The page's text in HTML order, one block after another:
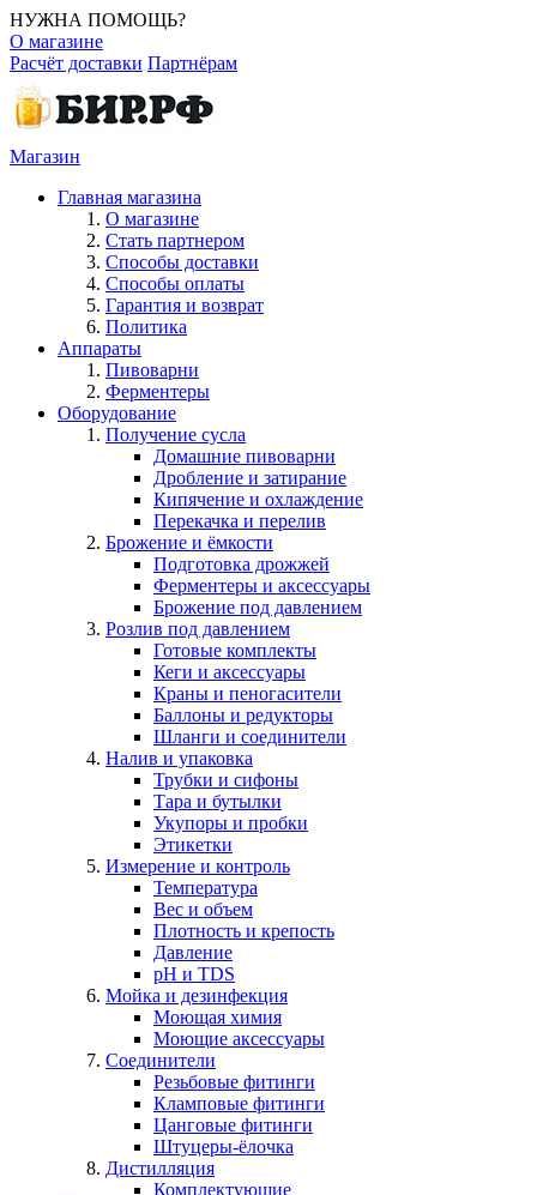
НУЖНА ПОМОЩЬ?
О магазине
Расчёт доставки Партнёрам
Магазин
Главная магазина
О магазине
Стать партнером
Способы доставки
Способы оплаты
Гарантия и возврат
Политика
Аппараты
Пивоварни
Ферментеры
Оборудование
Получение сусла
Домашние пивоварни
Дробление и затирание
Кипячение и охлаждение
Перекачка и перелив
Брожение и ёмкости
Подготовка дрожжей
Ферментеры и аксессуары
Брожение под давлением
Розлив под давлением
Готовые комплекты
Кеги и аксессуары
Краны и пеногасители
Баллоны и редукторы
Шланги и соединители
Налив и упаковка
Трубки и сифоны
Тара и бутылки
Укупоры и пробки
Этикетки
Измерение и контроль
Температура
Вес и объем
Плотность и крепость
Давление
pH и TDS
Мойка и дезинфекция
Моющая химия
Моющие аксессуары
Соединители
Резьбовые фитинги
Кламповые фитинги
Цанговые фитинги
Штуцеры-ёлочка
Дистилляция
Комплектующие